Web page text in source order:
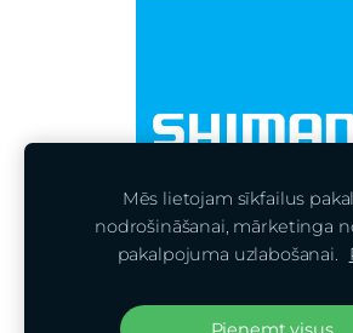
Mēs lietojam sīkfailus
nodrošināšanai, mārketinga
pakalpojuma uzlabošanai.